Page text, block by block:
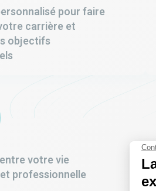
pour faire
carrière et
objectifs
votre vie
professionnelle